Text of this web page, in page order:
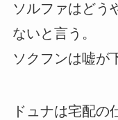
ソルファはどう
ないと言う。
ソクフンは嘘が
ドュナは宅配の